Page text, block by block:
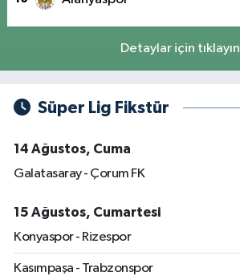
Detaylar için tıklayın
Süper Lig Fikstür
14 Ağustos, Cuma
Galatasaray - Çorum FK
15 Ağustos, Cumartesi
Konyaspor - Rizespor
Kasımpaşa - Trabzonspor